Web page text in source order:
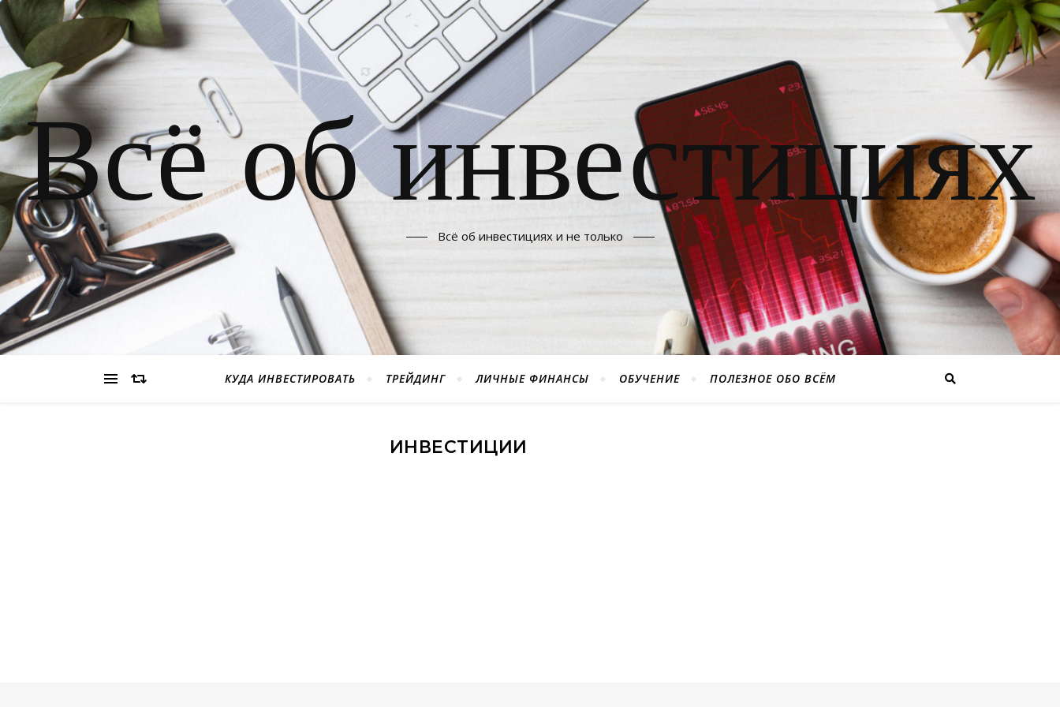
Всё об инвестициях
Всё об инвестициях и не только
КУДА ИНВЕСТИРОВАТЬ ТРЕЙДИНГ ЛИЧНЫЕ ФИНАНСЫ ОБУЧЕНИЕ ПОЛЕЗНОЕ ОБО ВСЁМ
ИНВЕСТИЦИИ